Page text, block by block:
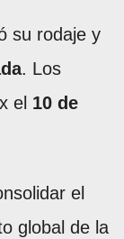
su rodaje y
. Los
el 10 de
el
global de la